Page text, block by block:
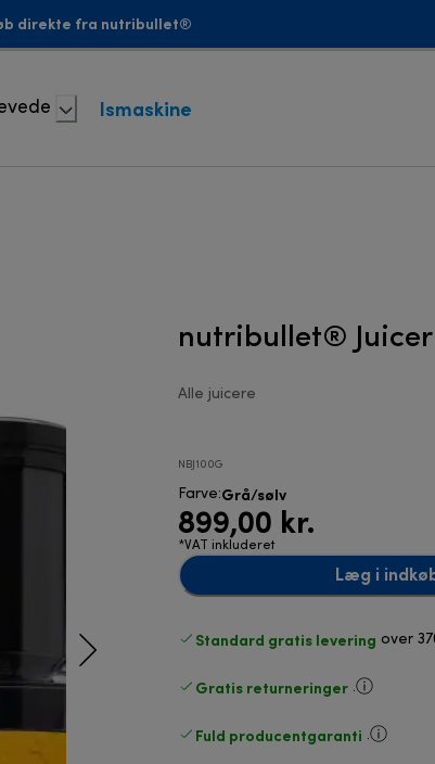
direkte fra nutribullet®
Ismaskine
nutribullet® Juicer
Alle juicere
NBJ100G
Farve:Grå/sølv
899,00 kr.
*VAT inkluderet
Læg i
Standard gratis levering over
Gratis returneringer .
Fuld producentgaranti .